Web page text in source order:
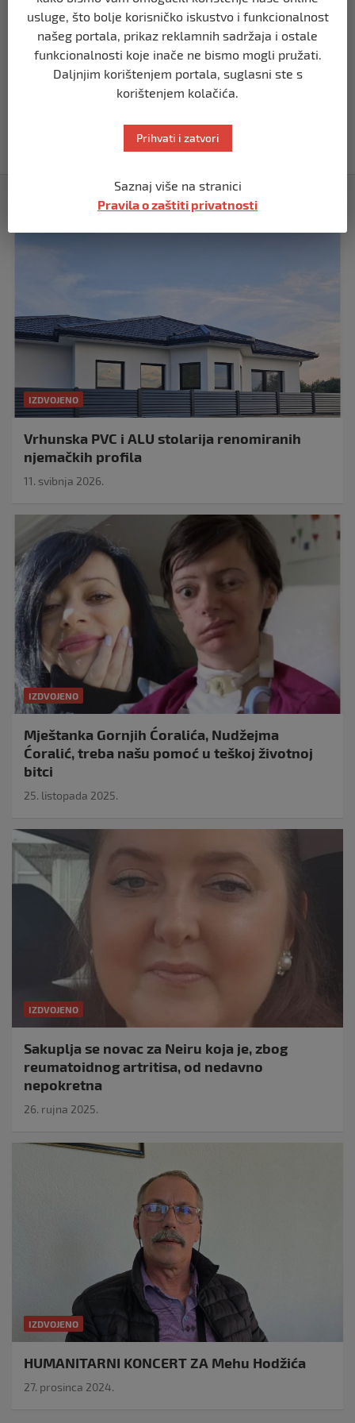
Demantij Federalnog ministarstva
unutrašnjih poslova
prije 5 mjeseci
pomoćni objekti
prije 5 mjeseci
IZDVOJENO
Vrhunska PVC i ALU stolarija renomiranih
njemačkih profila
11. svibnja 2026.
IZDVOJENO
Mještanka Gornjih Ćoralića, Nudžejma
Ćoralić, treba našu pomoć u teškoj životnoj
bitci
25. listopada 2025.
IZDVOJENO
Sakuplja se novac za Neiru koja je, zbog
reumatoidnog artritisa, od nedavno
nepokretna
26. rujna 2025.
IZDVOJENO
HUMANITARNI KONCERT ZA Mehu Hodžića
27. prosinca 2024.
usluge, što bolje korisničko iskustvo i funkcionalnost
našeg portala, prikaz reklamnih sadržaja i ostale
funkcionalnosti koje inače ne bismo mogli pružati.
Daljnjim korištenjem portala, suglasni ste s
korištenjem kolačića.
Prihvati i zatvori
Saznaj više na stranici
Pravila o zaštiti privatnosti